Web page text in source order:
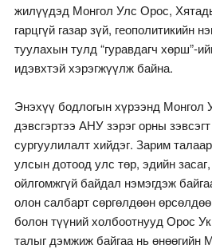
жилүүдэд Монгол Улс Орос,
гарцгүй газар зүй, геополитикийн
туулахын тулд “гуравдагч хөрш”-
идэвхтэй хэрэгжүүлж байна.
Энэхүү бодлогын хүрээнд Монгол
дэвсгэртээ АНУ зэрэг орны
сургуулилалт хийдэг. Зарим
улсын дотоод улс төр, эдийн
ойлгомжгүй байдал нэмэгдэж
олон салбарт сөргөлдөөн
болон түүний холбоотнууд Орос
талыг дэмжиж байгаа нь өнөөгийн